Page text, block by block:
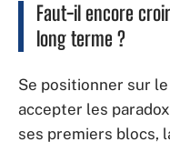
Faut-il encore
long terme ?
Se positionner sur le
accepter les
ses premiers blocs,